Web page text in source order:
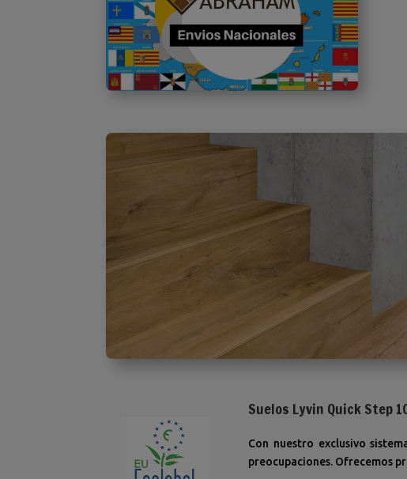
Suelos Lyvin Quick Step
Con nuestro exclusivo
preocupaciones. Ofrecemos